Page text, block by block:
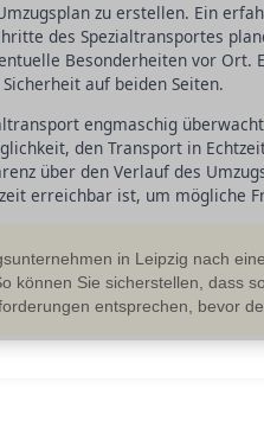
zu erstellen. Ein
des Spezialtransportes
Besonderheiten vor
auf beiden Seiten.
engmaschig
den Transport in
über den Verlauf des
erreichbar ist, um mögliche
in Leipzig nach
können Sie sicherstellen, dass
entsprechen, bevor